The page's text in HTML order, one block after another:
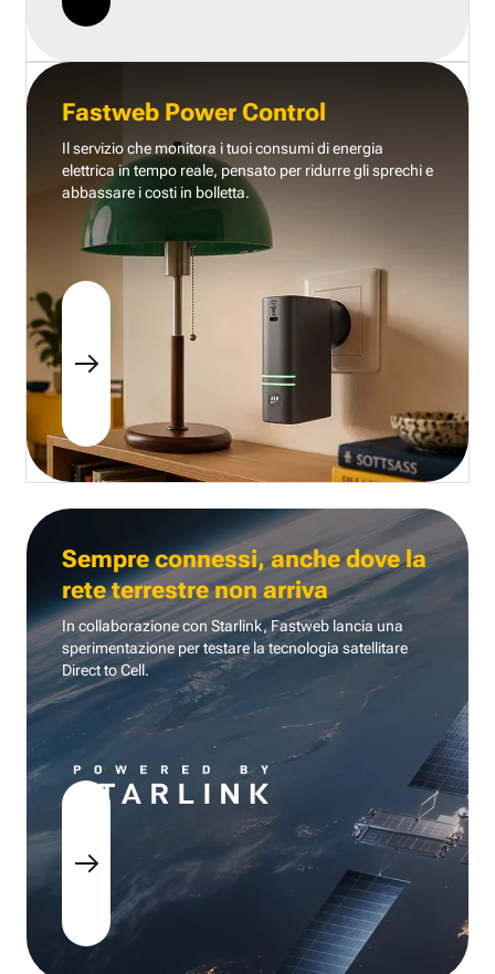
Fastweb Power Control
Il servizio che monitora i tuoi consumi di energia
elettrica in tempo reale, pensato per ridurre gli sprechi e
abbassare i costi in bolletta.
Sempre connessi, anche dove la
rete terrestre non arriva
In collaborazione con Starlink, Fastweb lancia una
sperimentazione per testare la tecnologia satellitare
Direct to Cell.